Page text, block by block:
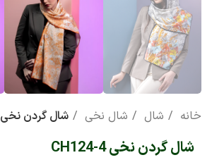
خانه شال شال نخی شال گردن نخی CH124-4
شال گردن نخی CH124-4